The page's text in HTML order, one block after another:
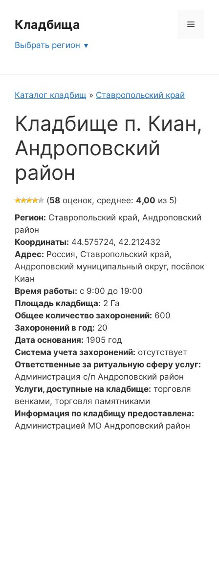
содержимому
Кладбища Меню
Выбрать регион
Каталог кладбищ » Ставропольский край
Кладбище п. Киан,
Андроповский
район
(58 оценок, среднее: 4,00 из 5)
Регион: Ставропольский край, Андроповский
район
Координаты: 44.575724, 42.212432
Адрес: Россия, Ставропольский край,
Андроповский муниципальный округ, посёлок
Киан
Время работы: с 9:00 до 19:00
Площадь кладбища: 2 Га
Общее количество захоронений: 600
Захоронений в год: 20
Дата основания: 1905 год
Система учета захоронений: отсутствует
Ответственные за ритуальную сферу услуг:
Администрация с/п Андроповский район
Услуги, доступные на кладбище: торговля
венками, торговля памятниками
Информация по кладбищу предоставлена:
Администрацией МО Андроповский район